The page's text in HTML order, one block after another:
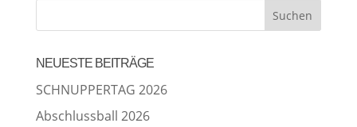
NEUESTE BEITRÄGE
SCHNUPPERTAG 2026
Abschlussball 2026